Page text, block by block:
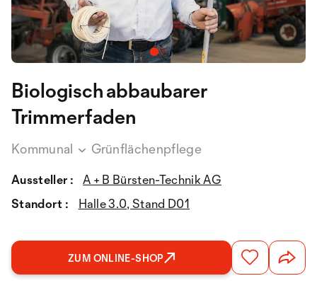
Biologisch abbaubarer
Trimmerfaden
Kommunal Grünflächenpflege
Aussteller :
A + B Bürsten-Technik AG
Standort :
Halle 3.0, Stand D01
ZUM ONLINE-SHOP